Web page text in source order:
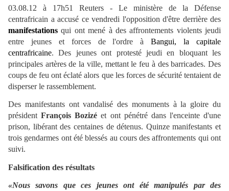
03.08.12 à 17h51 Reuters - Le ministère de la Défense
centrafricain a accusé ce vendredi l'opposition d'être derrière des
manifestations qui ont mené à des affrontements violents jeudi
entre jeunes et forces de l'ordre à
Bangui, la capitale
centrafricaine. Des jeunes ont protesté jeudi en bloquant les
principales artères de la ville, mettant le feu à des barricades. Des
coups de feu ont éclaté alors que les forces de sécurité tentaient de
disperser le rassemblement.
Des manifestants ont vandalisé des monuments à la gloire du
présidentFrançois Bozizé et ont pénétré dans l'enceinte d'une
prison, libérant des centaines de détenus. Quinze manifestants et
trois gendarmes ont été blessés au cours des affrontements qui ont
suivi.
Falsification des résultats
«Nous savons que ces jeunes ont été manipulés par des